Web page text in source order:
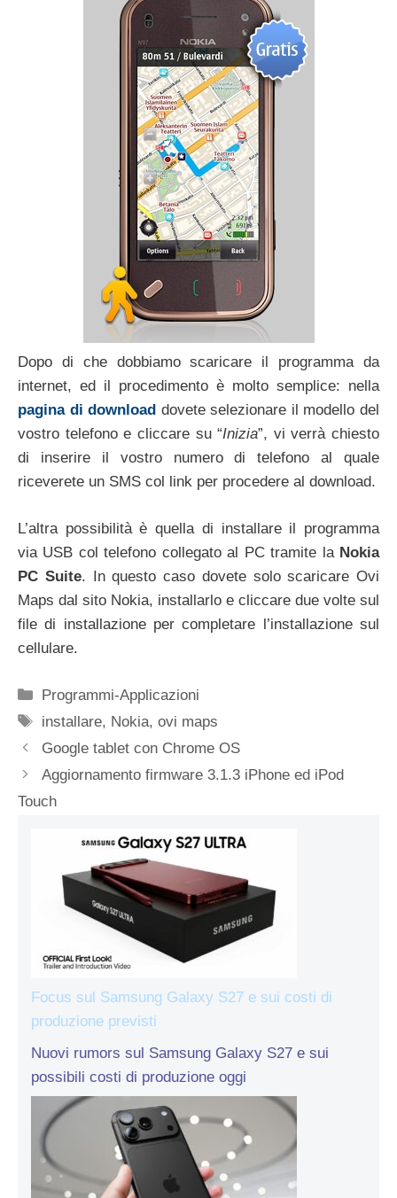
Dopo di che dobbiamo scaricare il programma da
internet, ed il procedimento è molto semplice: nella
pagina di download dovete selezionare il modello del
vostro telefono e cliccare su “Inizia”, vi verrà chiesto
di inserire il vostro numero di telefono al quale
riceverete un SMS col link per procedere al download.
L’altra possibilità è quella di installare il programma
via USB col telefono collegato al PC tramite la Nokia
PC Suite. In questo caso dovete solo scaricare Ovi
Maps dal sito Nokia, installarlo e cliccare due volte sul
file di installazione per completare l’installazione sul
cellulare.
Categorie
Programmi-Applicazioni
Tag
installare, Nokia,ovi maps
Google tablet con Chrome OS
Aggiornamento firmware 3.1.3 iPhone ed iPod
Touch
Focus sul Samsung Galaxy S27 e sui costi di
produzione previsti
Nuovi rumors sul Samsung Galaxy S27 e sui
possibili costi di produzione oggi